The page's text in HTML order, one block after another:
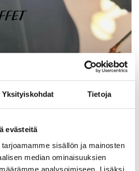
Yksityiskohdat Tietoja
evästeitä
sisällön ja mainosten
median ominaisuuksien
analysoimiseen. Lisäksi